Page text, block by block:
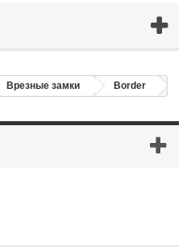
Врезные замки Border